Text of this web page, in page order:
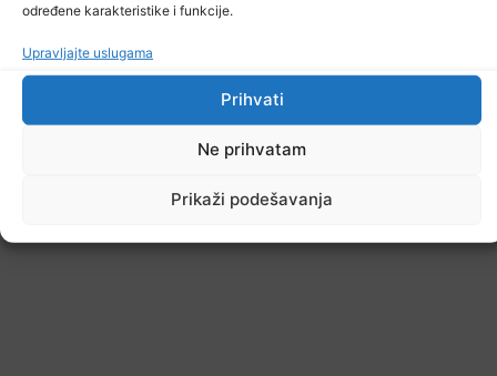
određene karakteristike i funkcije.
Upravljajte uslugama
Prihvati
Ne prihvatam
Prikaži podešavanja